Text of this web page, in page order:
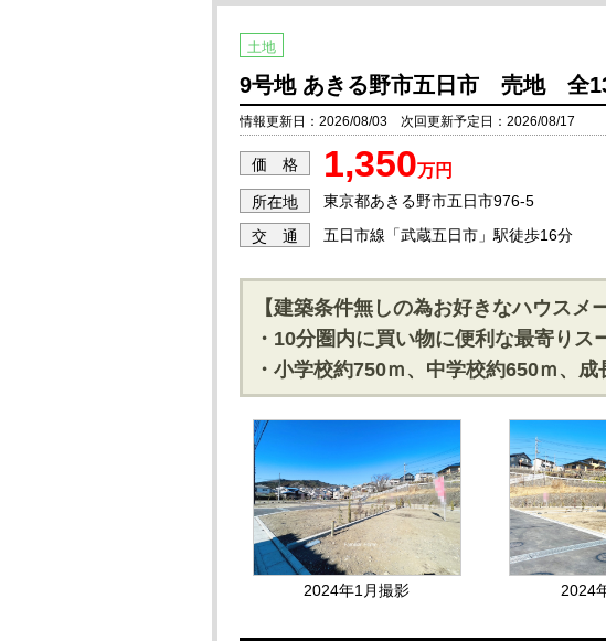
土地
9号地 あきる野市五日市 売地 全
情報更新日：2026/08/03 次回更新予定日：2026/08/17
価 格 1,350万円
所在地 東京都あきる野市五日市976-5
交 通 五日市線「武蔵五日市」駅徒歩16分
【建築条件無しの為お好きなハウスメ
・10分圏内に買い物に便利な最寄り
・小学校約750ｍ、中学校約650ｍ、
2024年1月撮影 2024